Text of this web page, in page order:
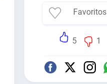
Favoritos
5 1